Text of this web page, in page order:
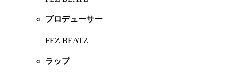
プロデューサー
FEZ BEATZ
ラップ